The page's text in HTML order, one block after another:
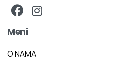
Meni
O NAMA